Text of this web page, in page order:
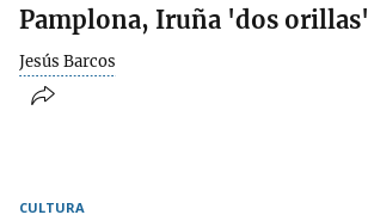
Pamplona, Iruña 'dos orillas'
Jesús Barcos
CULTURA